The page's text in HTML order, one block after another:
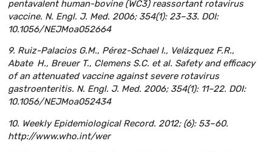
pentavalent human-bovine (WC3) reassortant rotavirus
vaccine. N. Engl. J. Med. 2006; 354(1): 23–33. DOI:
10.1056/NEJMoa052664
9. Ruiz-Palacios G.M., Pérez-Schael I., Velázquez F.R.,
Abate H., Breuer T., Clemens S.C. et al. Safety and efficacy
of an attenuated vaccine against severe rotavirus
gastroenteritis. N. Engl. J. Med. 2006; 354(1): 11–22. DOI:
10.1056/NEJMoa052434
10. Weekly Epidemiological Record. 2012; (6): 53–60.
http://www.who.int/wer